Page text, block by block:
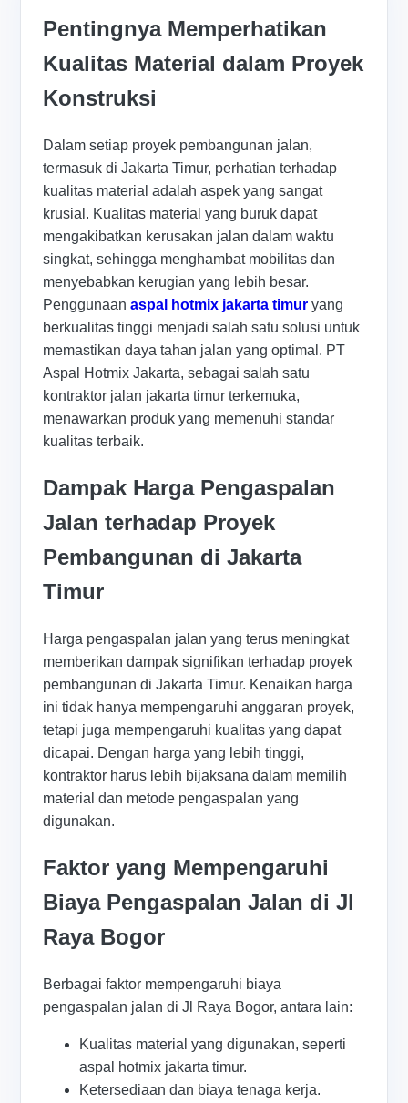
Pentingnya Memperhatikan
Kualitas Material dalam Proyek
Konstruksi
Dalam setiap proyek pembangunan jalan,
termasuk di Jakarta Timur, perhatian terhadap
kualitas material adalah aspek yang sangat
krusial. Kualitas material yang buruk dapat
mengakibatkan kerusakan jalan dalam waktu
singkat, sehingga menghambat mobilitas dan
menyebabkan kerugian yang lebih besar.
Penggunaanaspal hotmix jakarta timur yang
berkualitas tinggi menjadi salah satu solusi untuk
memastikan daya tahan jalan yang optimal. PT
Aspal Hotmix Jakarta, sebagai salah satu
kontraktor jalan jakarta timur terkemuka,
menawarkan produk yang memenuhi standar
kualitas terbaik.
Dampak Harga Pengaspalan
Jalan terhadap Proyek
Pembangunan di Jakarta
Timur
Harga pengaspalan jalan yang terus meningkat
memberikan dampak signifikan terhadap proyek
pembangunan di Jakarta Timur. Kenaikan harga
ini tidak hanya mempengaruhi anggaran proyek,
tetapi juga mempengaruhi kualitas yang dapat
dicapai. Dengan harga yang lebih tinggi,
kontraktor harus lebih bijaksana dalam memilih
material dan metode pengaspalan yang
digunakan.
Faktor yang Mempengaruhi
Biaya Pengaspalan Jalan di Jl
Raya Bogor
Berbagai faktor mempengaruhi biaya
pengaspalan jalan di Jl Raya Bogor, antara lain:
Kualitas material yang digunakan, seperti
aspal hotmix jakarta timur.
Ketersediaan dan biaya tenaga kerja.